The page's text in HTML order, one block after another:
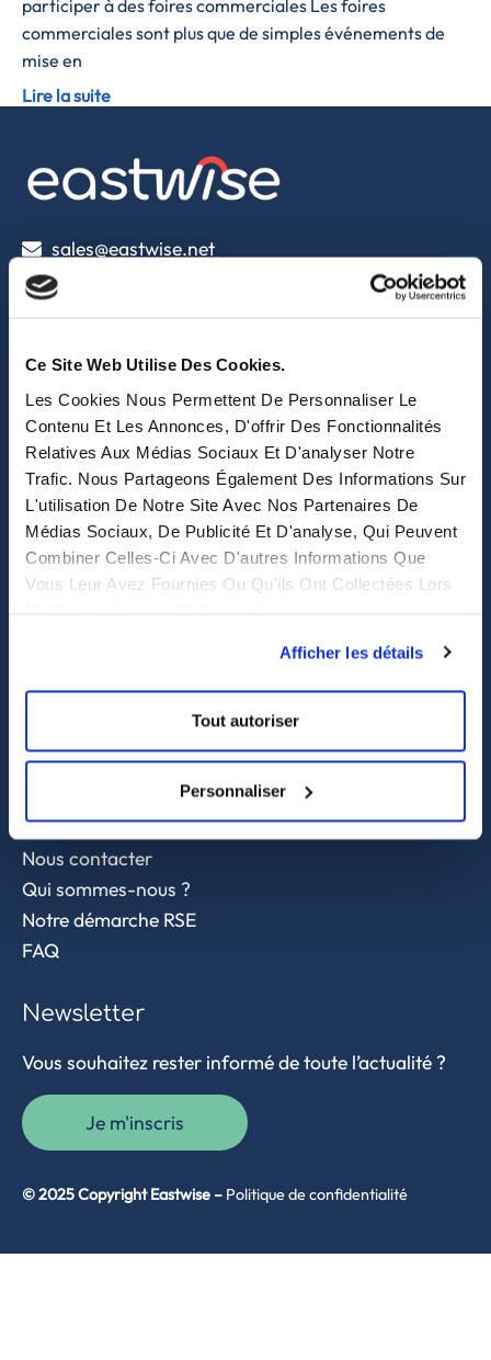
Ce Site Web Utilise Des Cookies.
Les Cookies Nous Permettent De Personnaliser Le
Contenu Et Les Annonces, D'offrir Des Fonctionnalités
Relatives Aux Médias Sociaux Et D'analyser Notre
Trafic. Nous Partageons Également Des Informations Sur
L'utilisation De Notre Site Avec Nos Partenaires De
Médias Sociaux, De Publicité Et D'analyse, Qui Peuvent
Combiner Celles-Ci Avec D'autres Informations Que
Vous Leur Avez Fournies Ou Qu'ils Ont Collectées Lors
Afficher les détails
Tout autoriser
Personnaliser
participer à des foires commerciales Les foires
commerciales sont plus que de simples événements de
mise en
Lire la suite
sales@eastwise.net
(+852) 3621 0156
308, Des Voeux Road, Hong Kong
eastwise
Purchasing solutions
Procurement solutions
End-to-End Supply Partner
Sourcing et achat en Asie
Supply chain et approvisionnement
Nous contacter
Qui sommes-nous ?
Notre démarche RSE
FAQ
Newsletter
Vous souhaitez rester informé de toute l’actualité ?
Je m'inscris
© 2025 Copyright Eastwise – Politique de confidentialité